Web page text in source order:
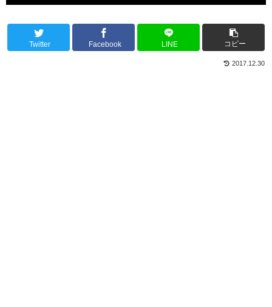
Twitter Facebook LINE コピー
2017.12.30